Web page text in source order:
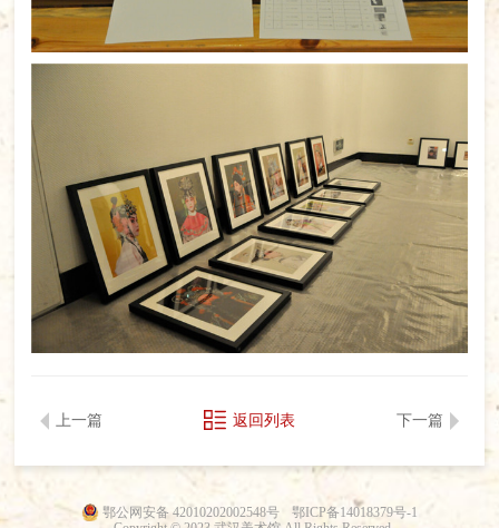
上一篇 返回列表 下一篇
鄂公网安备 42010202002548号
鄂ICP备14018379号-1